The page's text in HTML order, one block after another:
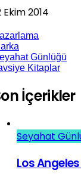
Ekim 2014
Günlüğü
Kitaplar
İçerikler
Seyahat
Los Angeles